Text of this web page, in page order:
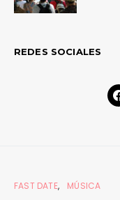
REDES SOCIALES
FAST DATE MÚSICA